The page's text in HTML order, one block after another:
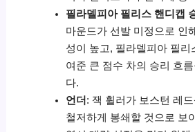
필라델피아 필리스 핸디캡
마운드가 선발 미정으로 인
성이 높고, 필라델피아 필리
여준 큰 점수 차의 승리 흐
다.
언더 : 잭 휠러가 보스턴 레
철저하게 봉쇄할 것으로 보